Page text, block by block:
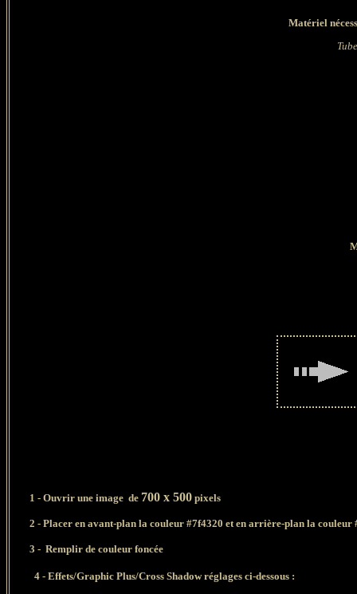
Matériel
1 - Ouvrir une image de 700 x 500 pixels
2 - Placer en avant-plan la couleur #7f4320 et en arrière-plan la couleur
3 - Remplir de couleur foncée
4 - Effets/Graphic Plus/Cross Shadow réglages ci-dessous :